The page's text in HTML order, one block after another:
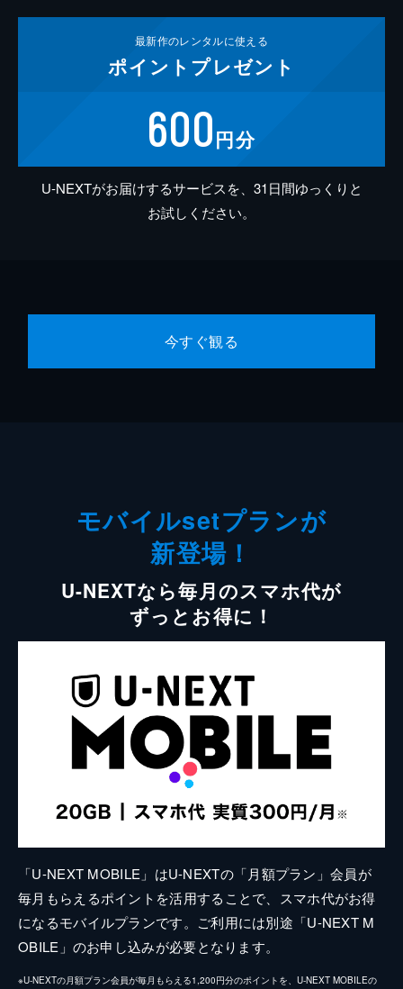
最新作のレンタルに使える
ポイント プレゼント
600円分
U-NEXTがお届けするサービスを、31日間ゆっくりと
お試しください。
今すぐ観る
モバイルsetプランが
新登場！
U-NEXTなら毎月のスマホ代が
ずっとお得に！
「U-NEXT MOBILE」はU-NEXTの「月額プラン」会員が
毎月もらえるポイントを活用することで、スマホ代がお得
になるモバイルプランです。ご利用には別途「U-NEXT M
OBILE」のお申し込みが必要となります。
※U-NEXTの月額プラン会員が毎月もらえる1,200円分のポイントを、U-NEXT MOBILEの